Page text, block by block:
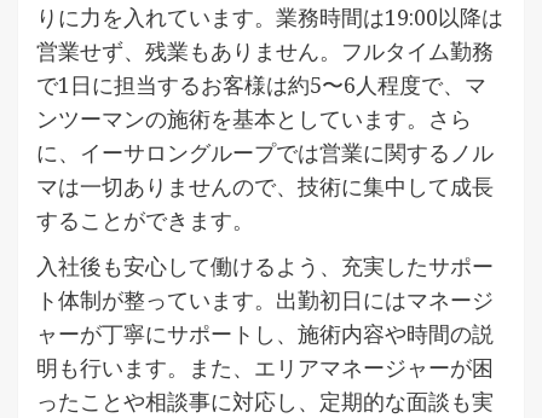
りに力を入れています。業務時間は19:00以降は
営業せず、残業もありません。フルタイム勤務
で1日に担当するお客様は約5〜6人程度で、マ
ンツーマンの施術を基本としています。さら
に、イーサロングループでは営業に関するノル
マは一切ありませんので、技術に集中して成長
することができます。
入社後も安心して働けるよう、充実したサポー
ト体制が整っています。出勤初日にはマネージ
ャーが丁寧にサポートし、施術内容や時間の説
明も行います。また、エリアマネージャーが困
ったことや相談事に対応し、定期的な面談も実